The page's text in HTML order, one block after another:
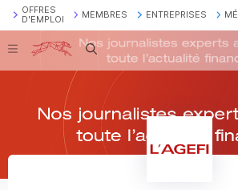
OFFRES
D'EMPLOI
MEMBRES ENTREPRISES
Recherche